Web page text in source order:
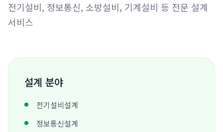
전기설비, 정보통신, 소방설비, 기계설비 등 전문 설계
서비스
설계 분야
전기설비설계
정보통신설계